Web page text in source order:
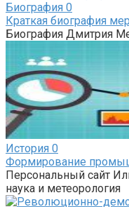
Биография 0
Краткая биография
Биография Дмитрия
История 0
Формирование
Персональный сайт
наука и метеорология